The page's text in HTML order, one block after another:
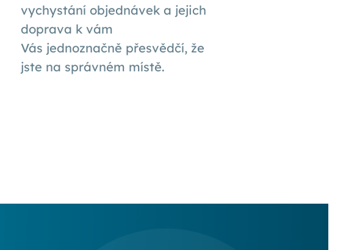
vychystání objednávek a jejich
doprava k vám
Vás jednoznačně přesvědčí, že
jste na správném místě.